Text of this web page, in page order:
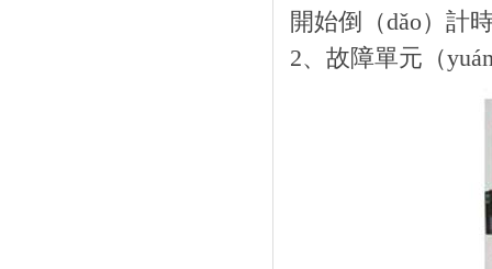
開始倒（dǎo）計
2、故障單元（